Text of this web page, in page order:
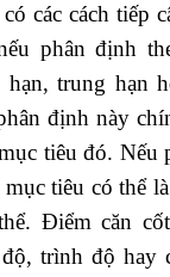
các cách tiếp
phân định
trung hạn
định này
tiêu đó. Nếu
tiêu có thể
Điểm căn
trình độ hay